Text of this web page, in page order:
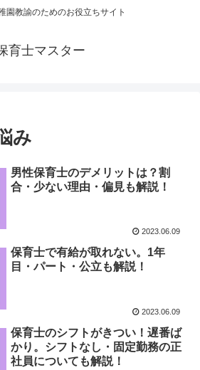
園教諭のためのお役立ちサイト
育士マスター
み
男性保育士のデメリットは？割
合・少ない理由・偏見も解説！
2023.06.09
保育士で有給が取れない。1年
目・パート・公立も解説！
2023.06.09
保育士のシフトがきつい！遅番ば
かり。シフトなし・固定勤務の正
社員についても解説！